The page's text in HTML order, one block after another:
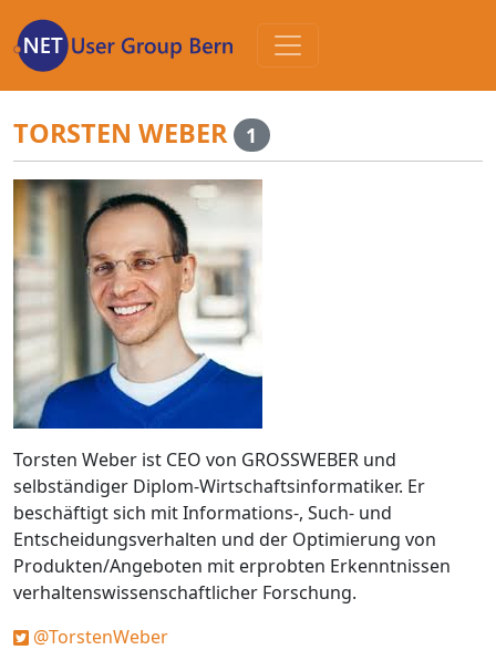
Inhalt
TORSTEN WEBER 1
Torsten Weber ist CEO von GROSSWEBER und
selbständiger Diplom-Wirtschaftsinformatiker. Er
beschäftigt sich mit Informations-, Such- und
Entscheidungsverhalten und der Optimierung von
Produkten/Angeboten mit erprobten Erkenntnissen
verhaltenswissenschaftlicher Forschung.
@TorstenWeber